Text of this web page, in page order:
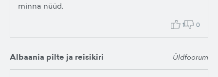
minna nüüd.
1 0
Albaania pilte ja reisikiri Üldfoorum